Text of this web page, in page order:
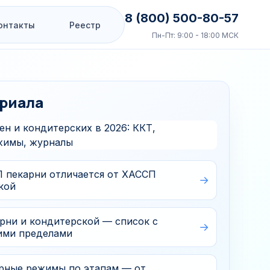
Реестр 8 (800) 500-80-57
Пн-Пт: 9:00 - 18:00 МСК
НОК для ГИПов
Бизнес-старт
Бухгалтерия
Регистрация ТМ
СОУТ
Отдельный блок для задач
запуска, учета, товарного
знака и условий труда.
отличается от ХАССП
и кондитерской — список с
пределами